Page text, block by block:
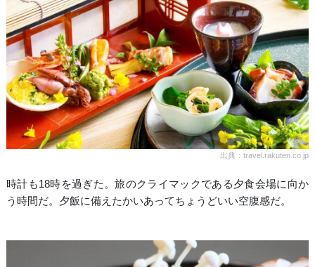
出典：travel.rakuten.co.jp
時計も18時を過ぎた。旅のクライマックである夕食会場に向か
う時間だ。夕飯に備えたかいあってちょうどいい空腹感だ。